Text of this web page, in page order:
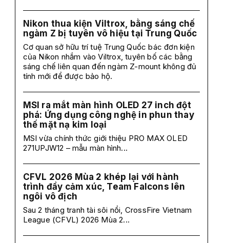
Nikon thua kiện Viltrox, bằng sáng chế
ngàm Z bị tuyên vô hiệu tại Trung Quốc
Cơ quan sở hữu trí tuệ Trung Quốc bác đơn kiện
của Nikon nhắm vào Viltrox, tuyên bố các bằng
sáng chế liên quan đến ngàm Z-mount không đủ
tính mới để được bảo hộ.
MSI ra mắt màn hình OLED 27 inch đột
phá: Ứng dụng công nghệ in phun thay
thế mặt nạ kim loại
MSI vừa chính thức giới thiệu PRO MAX OLED
271UPJW12 – mẫu màn hình...
CFVL 2026 Mùa 2 khép lại với hành
trình đầy cảm xúc, Team Falcons lên
ngôi vô địch
Sau 2 tháng tranh tài sôi nổi, CrossFire Vietnam
League (CFVL) 2026 Mùa 2...